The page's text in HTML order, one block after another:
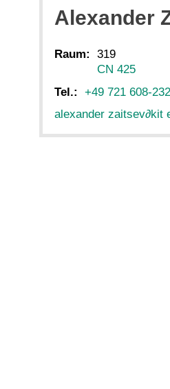
Alexander
Raum:
319
CN 425
Tel.:
+49 721 608-
alexander zaitsev∂kit